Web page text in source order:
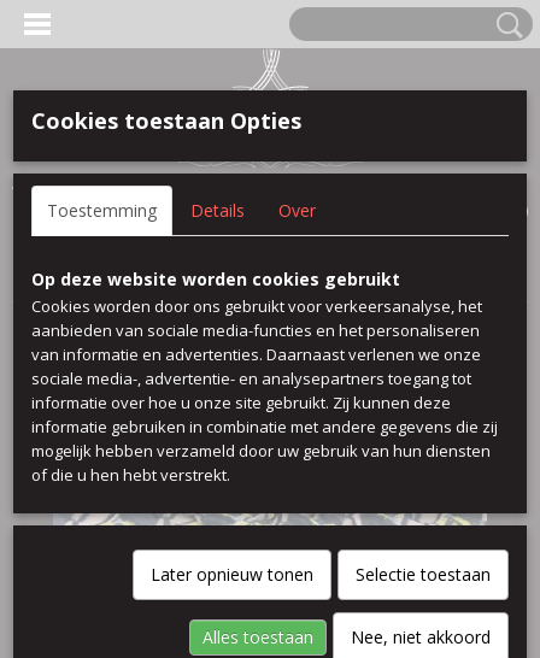
Anmelden Registrieren
(0)
Startseite>polyester bedruckt uni>Quinn
Cookies toestaan Opties
Toestemming Details Over
Op deze website worden cookies gebruikt
Cookies worden door ons gebruikt voor verkeersanalyse, het
aanbieden van sociale media-functies en het personaliseren
van informatie en advertenties. Daarnaast verlenen we onze
sociale media-, advertentie- en analysepartners toegang tot
informatie over hoe u onze site gebruikt. Zij kunnen deze
informatie gebruiken in combinatie met andere gegevens die zij
mogelijk hebben verzameld door uw gebruik van hun diensten
of die u hen hebt verstrekt.
Later opnieuw tonen Selectie toestaan
Alles toestaan Nee, niet akkoord